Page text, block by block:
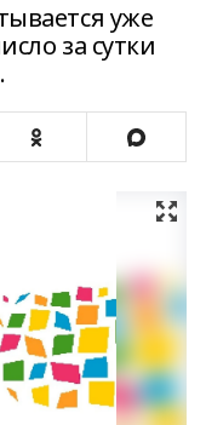
уже
за сутки